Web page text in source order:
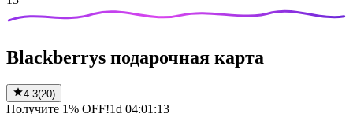
Blackberrys подарочная карта
4.3(20)
Получите 1% OFF!1d 04:01:13